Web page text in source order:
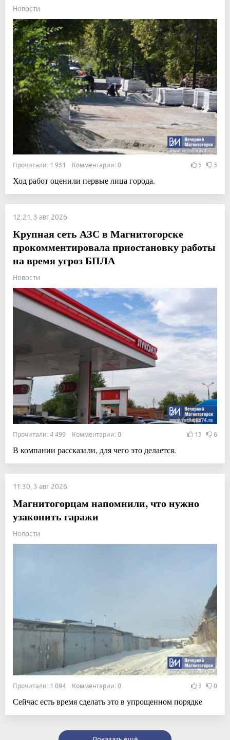
Новости
Прочитали: 1 931 Комментарии: 0 5 3
Ход работ оценили первые лица города.
12:21, 3 авг 2026
Крупная сеть АЗС в Магнитогорске
прокомментировала приостановку работы
на время угроз БПЛА
Новости
Прочитали: 4 499 Комментарии: 0 13 6
В компании рассказали, для чего это делается.
11:30, 3 авг 2026
Магнитогорцам напомнили, что нужно
узаконить гаражи
Новости
Прочитали: 1 094 Комментарии: 0 3 0
Сейчас есть время сделать это в упрощенном порядке